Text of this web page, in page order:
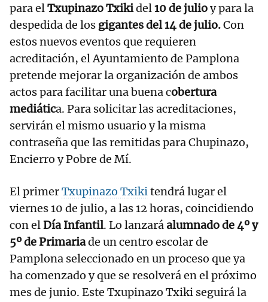
para elTxupinazo Txikidel10 de julioy para la
despedida de los gigantes del 14 de julio.Con
estos nuevos eventos que requieren
acreditación, el Ayuntamiento de Pamplona
pretende mejorar la organización de ambos
actos para facilitar una buena cobertura
mediática. Para solicitar las acreditaciones,
servirán el mismo usuario y la misma
contraseña que las remitidas para Chupinazo,
Encierro y Pobre de Mí.
El primerTxupinazo Txikitendrá lugar el
viernes 10 de julio, a las 12 horas, coincidiendo
con elDía Infantil. Lo lanzaráalumnado de 4º y
5º de Primariade un centro escolar de
Pamplona seleccionado en un proceso que ya
ha comenzado y que se resolverá en el próximo
mes de junio. Este Txupinazo Txiki seguirá la